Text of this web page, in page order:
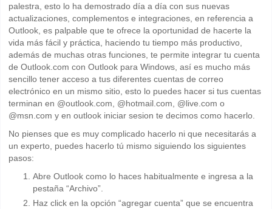
palestra, esto lo ha demostrado día a día con sus nuevas
actualizaciones, complementos e integraciones, en referencia a
Outlook, es palpable que te ofrece la oportunidad de hacerte la
vida más fácil y práctica, haciendo tu tiempo más productivo,
además de muchas otras funciones, te permite integrar tu cuenta
de Outlook.com con Outlook para Windows, así es mucho más
sencillo tener acceso a tus diferentes cuentas de correo
electrónico en un mismo sitio, esto lo puedes hacer si tus cuentas
terminan en @outlook.com, @hotmail.com, @live.com o
@msn.com y en outlook iniciar sesion te decimos como hacerlo.
No pienses que es muy complicado hacerlo ni que necesitarás a
un experto, puedes hacerlo tú mismo siguiendo los siguientes
pasos:
Abre Outlook como lo haces habitualmente e ingresa a la
pestaña “Archivo”.
Haz click en la opción “agregar cuenta” que se encuentra